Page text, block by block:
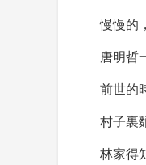
慢慢的
唐明哲
前世的
村子裏
林家得